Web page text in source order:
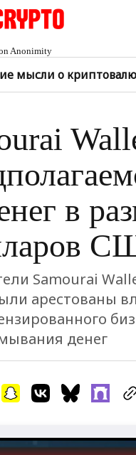
Anonimity
мысли о
в
Samourai
арестованы
денег